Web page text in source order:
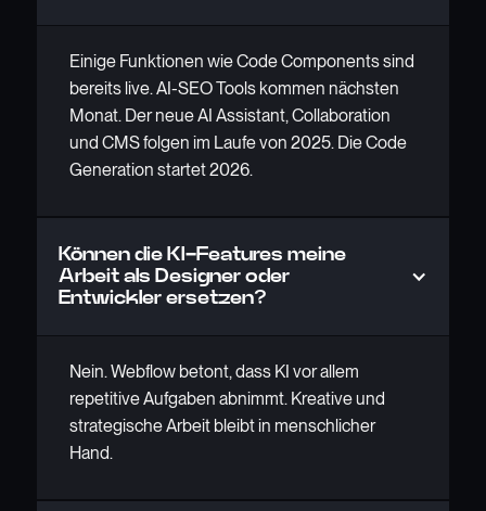
Einige Funktionen wie Code Components sind
bereits live. AI-SEO Tools kommen nächsten
Monat. Der neue AI Assistant, Collaboration
und CMS folgen im Laufe von 2025. Die Code
Generation startet 2026.
Können die KI-Features meine
Arbeit als Designer oder
Entwickler ersetzen?
Nein. Webflow betont, dass KI vor allem
repetitive Aufgaben abnimmt. Kreative und
strategische Arbeit bleibt in menschlicher
Hand.